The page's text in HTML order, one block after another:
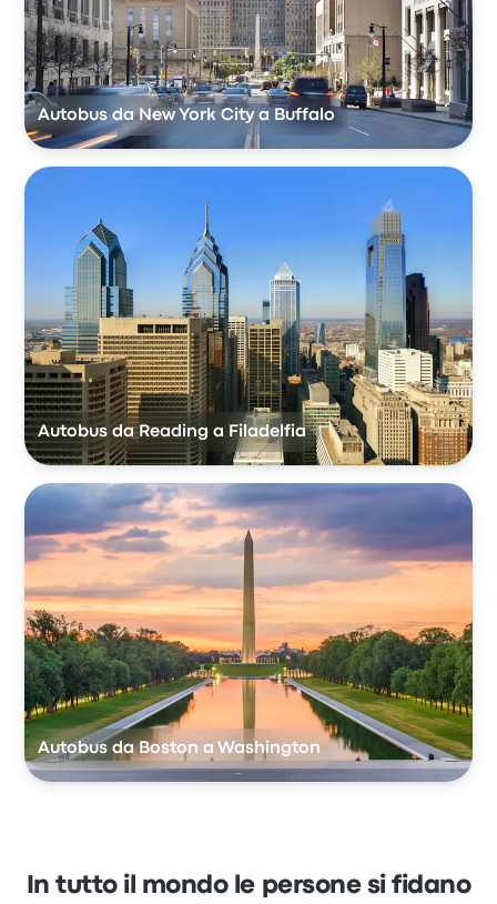
Autobus da New York City a Buffalo
Autobus da Reading a Filadelfia
Autobus da Boston a Washington
In tutto il mondo le persone si fidano